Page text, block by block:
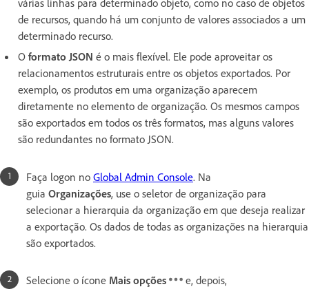
várias linhas para determinado objeto, como no caso de objetos
de recursos, quando há um conjunto de valores associados a um
determinado recurso.
O formato JSON é o mais flexível. Ele pode aproveitar os
relacionamentos estruturais entre os objetos exportados. Por
exemplo, os produtos em uma organização aparecem
diretamente no elemento de organização. Os mesmos campos
são exportados em todos os três formatos, mas alguns valores
são redundantes no formato JSON.
Faça logon no Global Admin Console. Na
guia Organizações, use o seletor de organização para
selecionar a hierarquia da organização em que deseja realizar
a exportação. Os dados de todas as organizações na hierarquia
são exportados.
Selecione o ícone Mais opções
e, depois,